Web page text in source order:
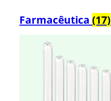
Farmacêutica (17)